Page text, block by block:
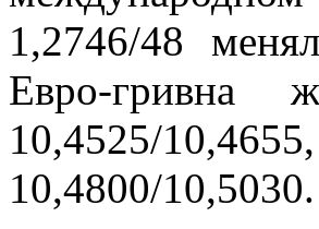
1,2746/48
Евро-гривна
10,4525/
10,4800/10,5030.